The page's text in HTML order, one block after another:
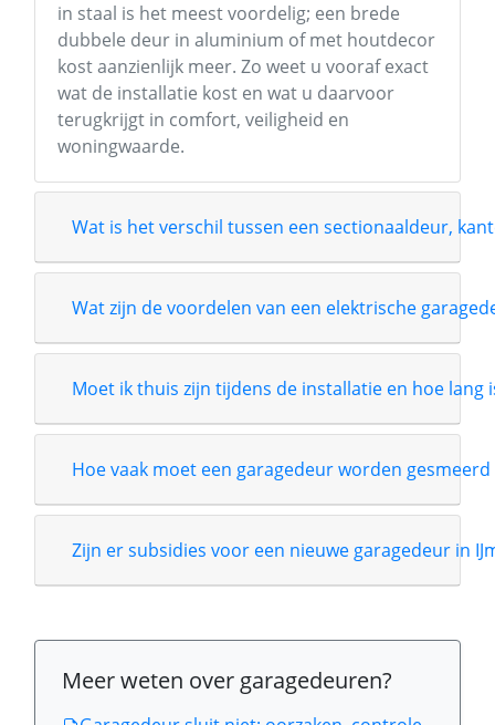
in staal is het meest voordelig; een brede
dubbele deur in aluminium of met houtdecor
kost aanzienlijk meer. Zo weet u vooraf exact
wat de installatie kost en wat u daarvoor
terugkrijgt in comfort, veiligheid en
woningwaarde.
Wat is het verschil tussen een sectionaaldeur,
Wat zijn de voordelen van een elektrische
Moet ik thuis zijn tijdens de installatie en hoe lang
Hoe vaak moet een garagedeur worden
Zijn er subsidies voor een nieuwe garagedeur in
Meer weten over garagedeuren?